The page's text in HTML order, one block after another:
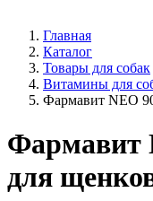
Главная
Каталог
Товары для собак
Витамины для
Фармавит NEO
Фармавит
для